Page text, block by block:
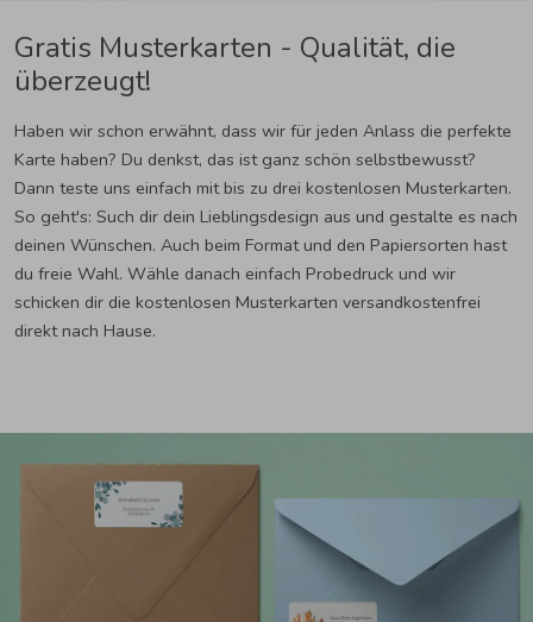
Gratis Musterkarten - Qualität, die
überzeugt!
Haben wir schon erwähnt, dass wir für jeden Anlass die perfekte
Karte haben? Du denkst, das ist ganz schön selbstbewusst?
Dann teste uns einfach mit bis zu drei kostenlosen Musterkarten.
So geht's: Such dir dein Lieblingsdesign aus und gestalte es nach
deinen Wünschen. Auch beim Format und den Papiersorten hast
du freie Wahl. Wähle danach einfach Probedruck und wir
schicken dir die kostenlosen Musterkarten versandkostenfrei
direkt nach Hause.